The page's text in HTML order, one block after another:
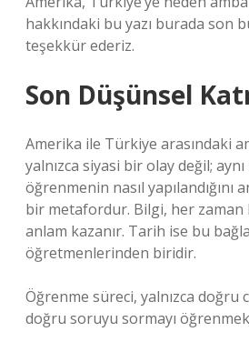
hakkındaki bu yazı burada son
teşekkür ederiz.
Son Düşünsel
Amerika ile Türkiye arasındaki
yalnızca siyasi bir olay değil;
öğrenmenin nasıl yapılandığını
bir metafordur. Bilgi, her zaman
anlam kazanır. Tarih ise bu
öğretmenlerinden biridir.
Öğrenme süreci, yalnızca doğru
doğru soruyu sormayı